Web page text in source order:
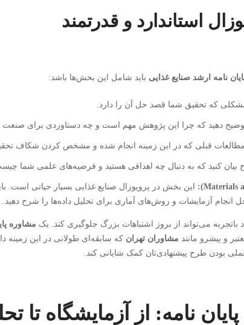
استاندارد و قدرتمند
نامه ارشد صنایع غذایی باید شامل این بخش‌ها باشد:
که تحقیق شما قصد حل آن را دارد.
دهید که چرا این پژوهش مهم است و چه دستاوردی برای صنعت
قبلی که در این زمینه انجام شده و مشخص کردن شکاف
بیان کنید که به دنبال چه اهدافی هستید و فرضیه‌های علمی شما
این بخش در پروپوزال صنایع غذایی بسیار حیاتی است.
انجام آزمایشات و روش‌های آماری برای تحلیل داده‌ها را شرح دهید.
می‌تواند از بروز اشتباهات بزرگ جلوگیری کند. یک مشاوره
و پیشرو مانند مشاوران تهران که سابقه‌ای طولانی در این زمینه
بودن طرح پیشنهادی‌تان کمک شایانی کند.
نامه: از آزمایشگاه تا